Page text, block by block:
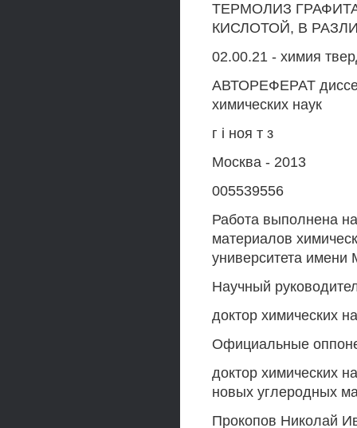
ТЕРМОЛИЗ
КИСЛОТОЙ, В
02.00.21 - химия
АВТОРЕФЕРАТ
химических наук
г і ноя т з
Москва - 2013
005539556
Работа выполнена
материалов
университета
Научный
доктор химических
Официальные
доктор химических
новых углеродных
Прокопов Николай